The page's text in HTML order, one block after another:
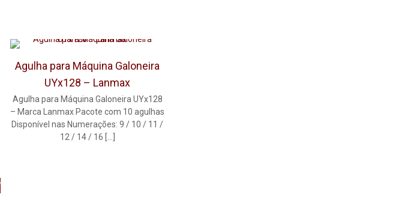
Agulha para Máquina Galoneira
UYx128 – Lanmax
Agulha para Máquina Galoneira UYx128
– Marca Lanmax Pacote com 10 agulhas
Disponível nas Numerações: 9 / 10 / 11 /
12 / 14 / 16